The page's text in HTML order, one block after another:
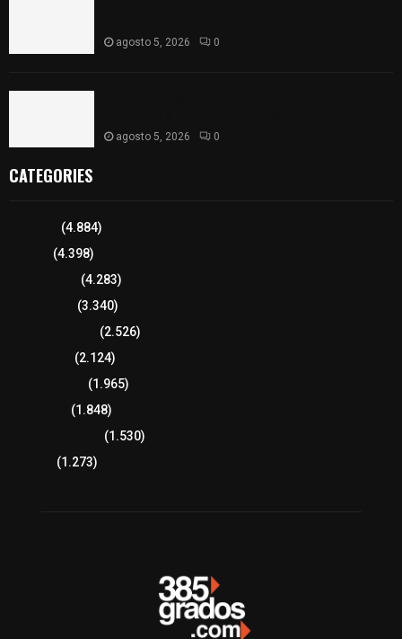
agosto 5, 2026 0
agosto 5, 2026 0
CATEGORIES
(4.884)
(4.398)
(4.283)
(3.340)
(2.526)
(2.124)
(1.965)
(1.848)
(1.530)
(1.273)